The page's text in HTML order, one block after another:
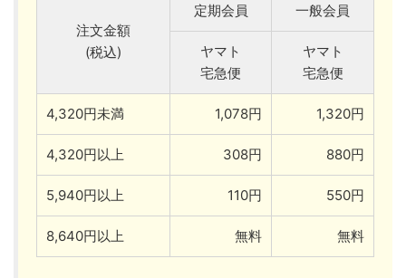
注文金額
(税込)
定期会員 一般会員
ヤマト
宅急便
ヤマト
宅急便
4,320円未満 1,078円 1,320円
4,320円以上 308円 880円
5,940円以上 110円 550円
8,640円以上 無料 無料